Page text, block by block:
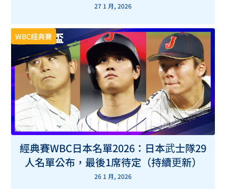
27 1 月, 2026
WBC經典賽
經典賽WBC日本名單2026：日本武士隊29
人名單公布，最後1席待定（持續更新）
26 1 月, 2026